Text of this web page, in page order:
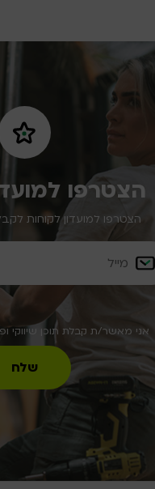
הצטרפו
הצטרפו למועדון לקוחות
אני מאשר/ת קבלת תוכן שיווקי